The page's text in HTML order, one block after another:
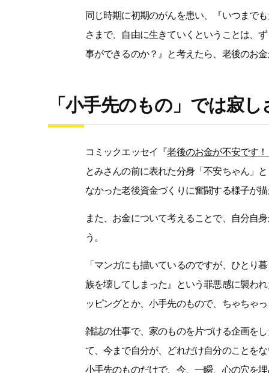
同じ時期に初期のがんを患い、『いつまで
さまで、自由に生きていくということは、
事ができるのか？』と考えたら、老後のお
「小手先のもの」では寂
コミックエッセイ『老後のお金が不安です
とみさんの前に表れた分身「不安ちゃん」
なかった老後資金づくりに奮闘する様子が
また、お金について考えることで、自分自
う。
「マンガにも描いているのですが、ひとり
族を壊してしまった』という罪悪感に襲わ
ッピングとか、小手先のもので、ちゃちゃ
雑誌の仕事で、家のものを片づける企画を
て、今まで自分が、どれだけ自分のことを
小手先のものだけで、今、一瞬、心の穴を